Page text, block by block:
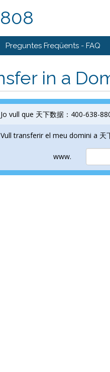
Preguntes Freqüents - FAQ
in a
Jo vull que 天下数据：400-638-
Vull transferir el meu domini a 天
www.